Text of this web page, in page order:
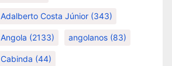
Adalberto Costa Júnior (343)
Angola (2133) angolanos (83)
Cabinda (44)